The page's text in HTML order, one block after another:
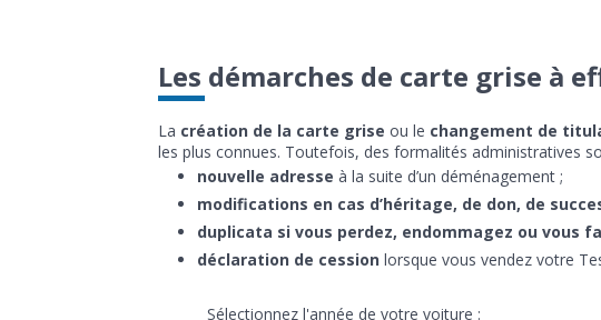
Les démarches de carte grise à
La création de la carte grise ou le changement de
les plus connues. Toutefois, des formalités administratives
nouvelle adresse à la suite d’un déménagement ;
modifications en cas d’héritage, de don, de
duplicata si vous perdez, endommagez ou vous
déclaration de cession lorsque vous vendez votre
Sélectionnez l'année de votre voiture :